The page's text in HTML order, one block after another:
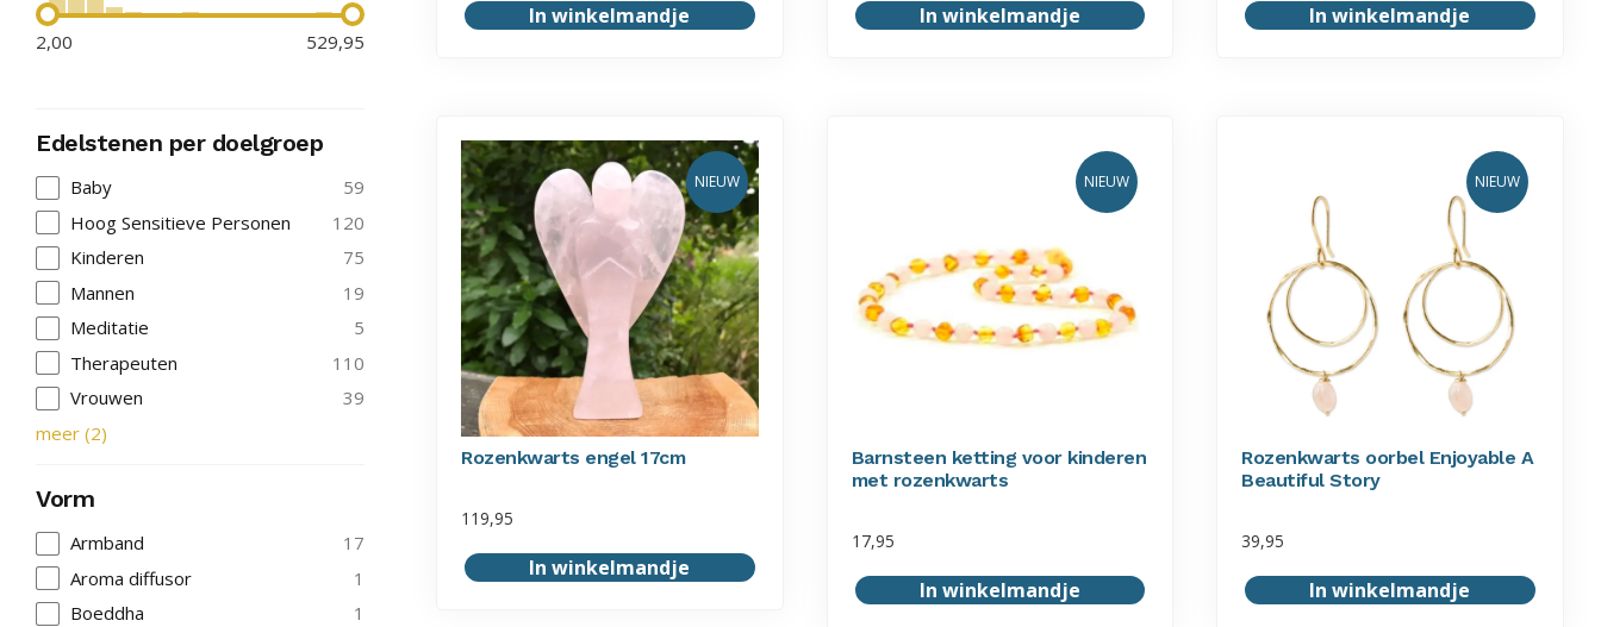
2,00 529,95
Edelstenen per doelgroep
Baby
59
Hoog Sensitieve Personen
120
Kinderen
75
Mannen
19
Meditatie
5
Therapeuten
110
Vrouwen
39
meer (2)
Vorm
Armband
17
Aroma diffusor
1
Boeddha
1
In winkelmandje In winkelmandje In winkelmandje
NIEUW
Rozenkwarts engel 17cm
119,95
In winkelmandje
NIEUW
Barnsteen ketting voor kinderen
met rozenkwarts
17,95
In winkelmandje
NIEUW
Rozenkwarts oorbel Enjoyable A
Beautiful Story
39,95
In winkelmandje